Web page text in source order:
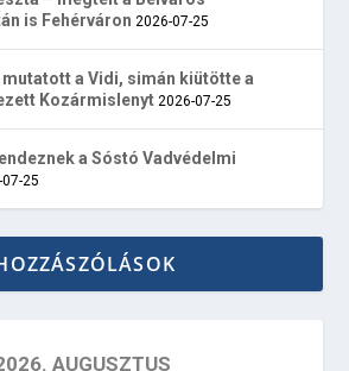
is Fehérváron 2026-07-25
a Vidi, simán kiütötte a
Kozármislenyt 2026-07-25
a Sóstó Vadvédelmi
25
AUGUSZTUS